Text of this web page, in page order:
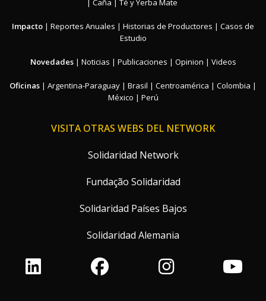
| Caña | Té y Yerba Mate
Impacto | Reportes Anuales | Historias de Productores | Casos de
Estudio
Novedades| Noticias | Publicaciones | Opinion | Videos
Oficinas | Argentina-Paraguay | Brasil | Centroamérica | Colombia |
México | Perú
VISITA OTRAS WEBS DEL NETWORK
Solidaridad Network
Fundação Solidaridad
Solidaridad Países Bajos
Solidaridad Alemania